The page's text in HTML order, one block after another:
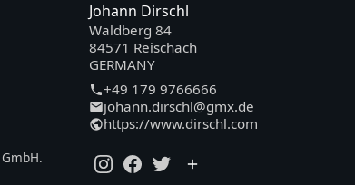
Johann Dirschl
Waldberg 84
84571 Reischach
GERMANY
+49 179 9766666
johann.dirschl@gmx.de
https://www.dirschl.com